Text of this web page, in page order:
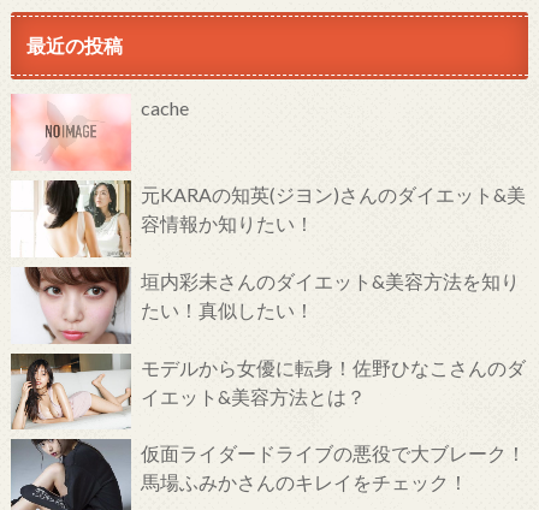
最近の投稿
cache
元KARAの知英(ジヨン)さんのダイエット&美
容情報か知りたい！
垣内彩未さんのダイエット&美容方法を知り
たい！真似したい！
モデルから女優に転身！佐野ひなこさんのダ
イエット&美容方法とは？
仮面ライダードライブの悪役で大ブレーク！
馬場ふみかさんのキレイをチェック！